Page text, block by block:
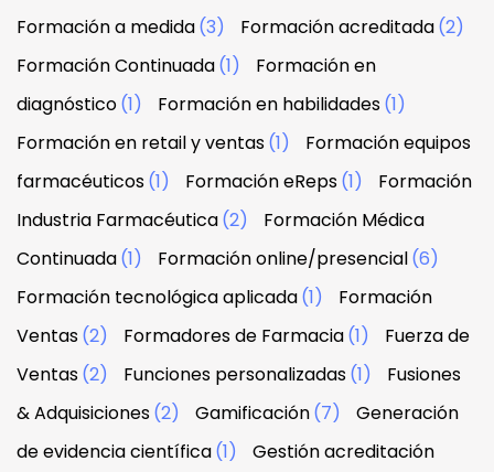
Formación a medida(3) Formación acreditada(2)
Formación Continuada(1)
Formación en
diagnóstico(1) Formación en habilidades(1)
Formación en retail y ventas(1)
Formación equipos
farmacéuticos(1) Formación eReps(1)
Formación
Industria Farmacéutica(2)
Formación Médica
Continuada(1) Formación online/presencial(6)
Formación tecnológica aplicada(1)
Formación
Ventas(2) Formadores de Farmacia(1)
Fuerza de
Ventas(2) Funciones personalizadas(1)
Fusiones
& Adquisiciones(2) Gamificación(7)
Generación
de evidencia científica(1)
Gestión acreditación